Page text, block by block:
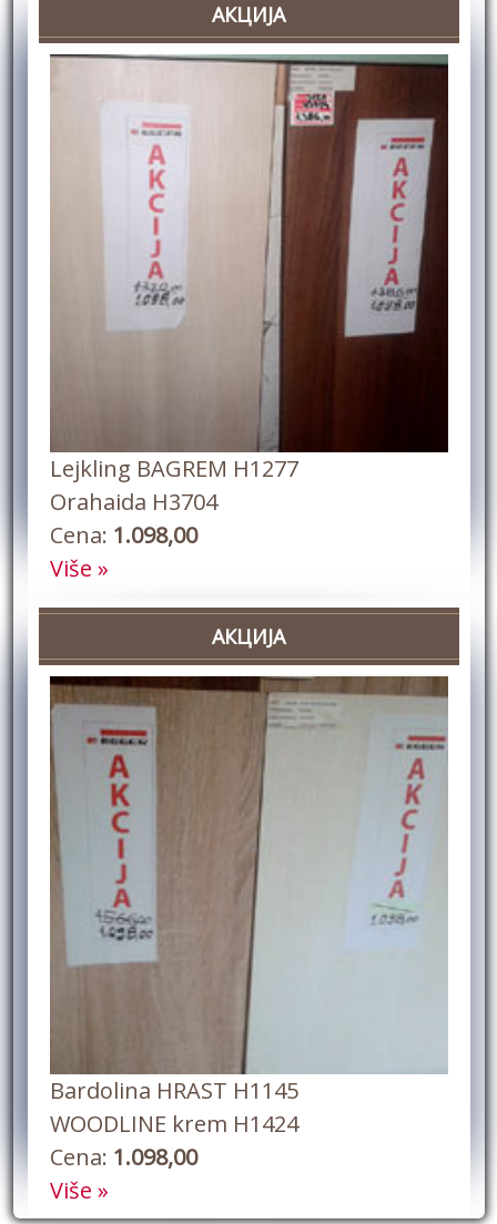
АКЦИЈА
Lejkling BAGREM H1277
Orahaida H3704
Cena: 1.098,00
Više »
АКЦИЈА
Bardolina HRAST H1145
WOODLINE krem H1424
Cena: 1.098,00
Više »